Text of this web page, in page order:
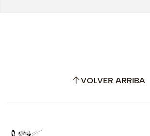
VOLVER ARRIBA